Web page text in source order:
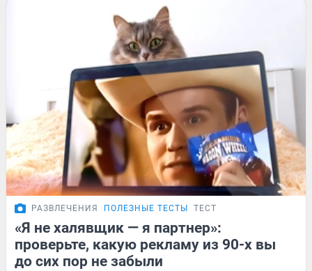
РАЗВЛЕЧЕНИЯ ПОЛЕЗНЫЕ ТЕСТЫ ТЕСТ
«Я не халявщик — я партнер»:
проверьте, какую рекламу из 90-х вы
до сих пор не забыли